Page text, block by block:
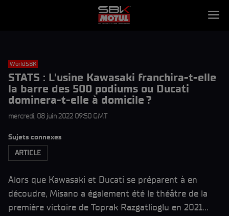
WorldSBK
STATS : L’usine Kawasaki franchira-t-elle
la barre des 500 podiums ou Ducati
dominera-t-elle à domicile ?
mercredi, 08 juin 2022 09:50 GMT
Sujets connexes
ARTICLE
Alors que Kawasaki et Ducati se préparent à en
découdre, Misano a également été le théâtre de la
première victoire de Toprak Razgatlioglu en 2021…